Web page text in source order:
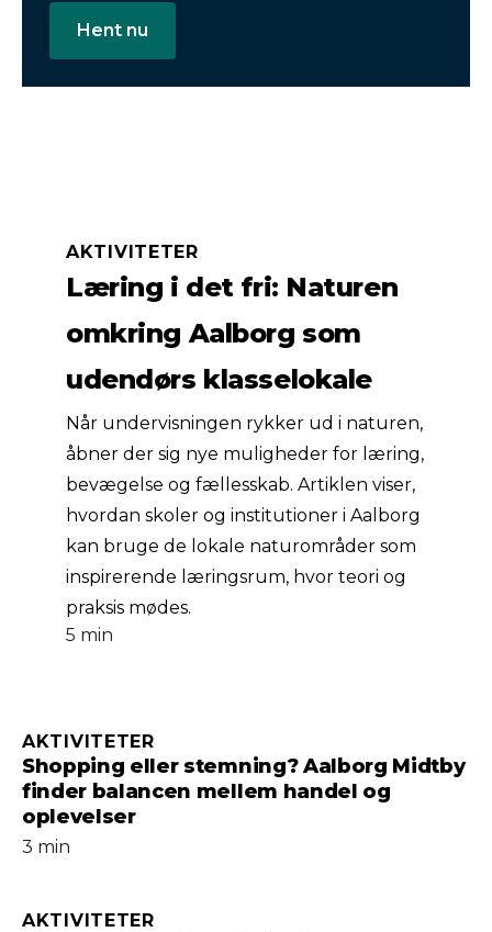
Hent nu
Læring i det fri: Naturen
omkring Aalborg som
udendørs klasselokale
AKTIVITETER
5 min
Når undervisningen rykker ud i naturen,
åbner der sig nye muligheder for læring,
bevægelse og fællesskab. Artiklen viser,
hvordan skoler og institutioner i Aalborg
kan bruge de lokale naturområder som
inspirerende læringsrum, hvor teori og
praksis mødes.
Shopping eller stemning? Aalborg Midtby
finder balancen mellem handel og
oplevelser
AKTIVITETER
3 min
AKTIVITETER